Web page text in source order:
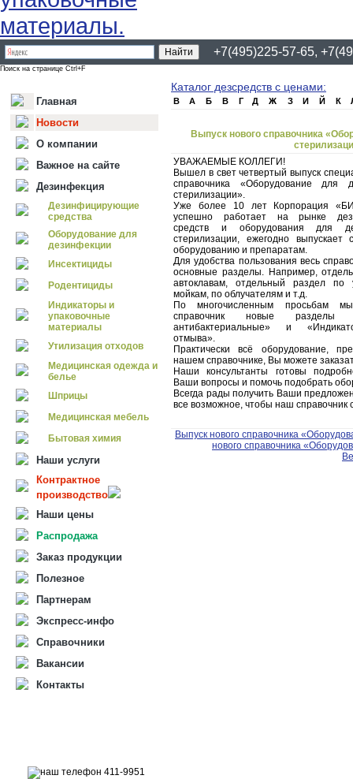
+7(495)225-57-65,
Поиск на странице Ctrl+F
Главная
Новости
О компании
Важное на сайте
Дезинфекция
Дезинфицирующие
средства
Оборудование для
дезинфекции
Инсектициды
Родентициды
Индикаторы и
упаковочные
материалы
Утилизация отходов
Медицинская одежда и
белье
Шприцы
Медицинская мебель
Бытовая химия
Наши услуги
Контрактное
производство
Наши цены
Распродажа
Заказ продукции
Полезное
Партнерам
Экспресс-инфо
Справочники
Вакансии
Контакты
Каталог дезсредств с ценами:
B А Б В Г Д Ж З И Й К
Выпуск нового справочника
УВАЖАЕМЫЕ КОЛЛЕГИ!
Вышел в свет четвертый выпуск
справочника «Оборудование для
стерилизации».
Уже более 10 лет Корпорация
успешно работает на рынке
средств и оборудования для
стерилизации, ежегодно выпускает
оборудованию и препаратам.
Для удобства пользования весь
основные разделы. Например,
автоклавам, отдельный раздел по
мойкам, по облучателям и т.д.
По многочисленным просьбам
справочник новые разделы
антибактериальные» и
отмыва».
Практически всё оборудование,
нашем справочнике, Вы можете
Наши консультанты готовы
Ваши вопросы и помочь подобрать
Всегда рады получить Ваши
все возможное, чтобы наш
Выпуск нового справочника
нового справочника